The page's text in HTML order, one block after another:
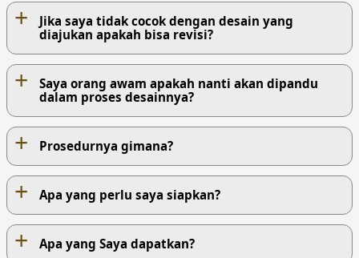
+
Jika saya tidak cocok dengan desain yang
diajukan apakah bisa revisi?
+
Saya orang awam apakah nanti akan dipandu
dalam proses desainnya?
+ Prosedurnya gimana?
PROSES KERJA KAMI
+ Apa yang perlu saya siapkan?
+ Apa yang Saya dapatkan?